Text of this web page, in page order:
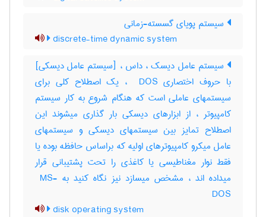
سیستم پویای گسسته-زمانی
discrete-time dynamic system
سیستم عامل دیسک ، داس ، [سیستم عامل دیسکی]
با حروف اختصاری ‎ DOS ، یک اصطلاح کلی برای
سیستمهای عاملی است که هنگام شروع به کار سیستم
کامپیوتر ، از ابزارهای دیسکی بار گذاری میشوند این
اصطلاح تمایز بین سیستمهای دیسکی و سیستمهای
عامل میکرو کامپیوترهای اولیه که براساس حافظه بوده یا
فقط نوار مغناطیسی یا کاغذی را تحت پشتیبانی قرار
میداده اند ، مشخص میسازد نیز نگاه کنید به ‎ MS-
DOS
disk operating system